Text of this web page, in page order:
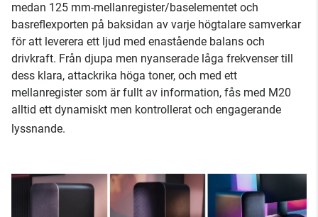
medan 125 mm-mellanregister/baselementet och
basreflexporten på baksidan av varje högtalare samverkar
för att leverera ett ljud med enastående balans och
drivkraft. Från djupa men nyanserade låga frekvenser till
dess klara, attackrika höga toner, och med ett
mellanregister som är fullt av information, fås med M20
alltid ett dynamiskt men kontrollerat och engagerande
lyssnande.